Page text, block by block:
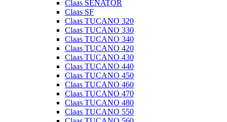
Claas SENATOR
Claas SF
Claas TUCANO 320
Claas TUCANO 330
Claas TUCANO 340
Claas TUCANO 420
Claas TUCANO 430
Claas TUCANO 440
Claas TUCANO 450
Claas TUCANO 460
Claas TUCANO 470
Claas TUCANO 480
Claas TUCANO 550